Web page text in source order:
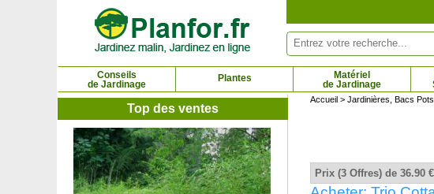
Conseils
de Jardinage
Plantes
Matériel
de Jardinage
Top des ventes
Accueil > Jardinières, Bacs
Prix (3 Offres) de 36.90
Panneau de gestion des cookies